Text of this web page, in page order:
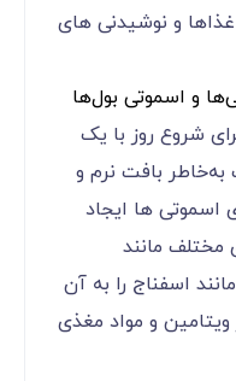
و نوشیدنی ‌های
شروع روز با یک
بافت نرم و
اسموتی ‌ها ایجاد
مختلف مانند
اسفناج را به آن
و مواد مغذی